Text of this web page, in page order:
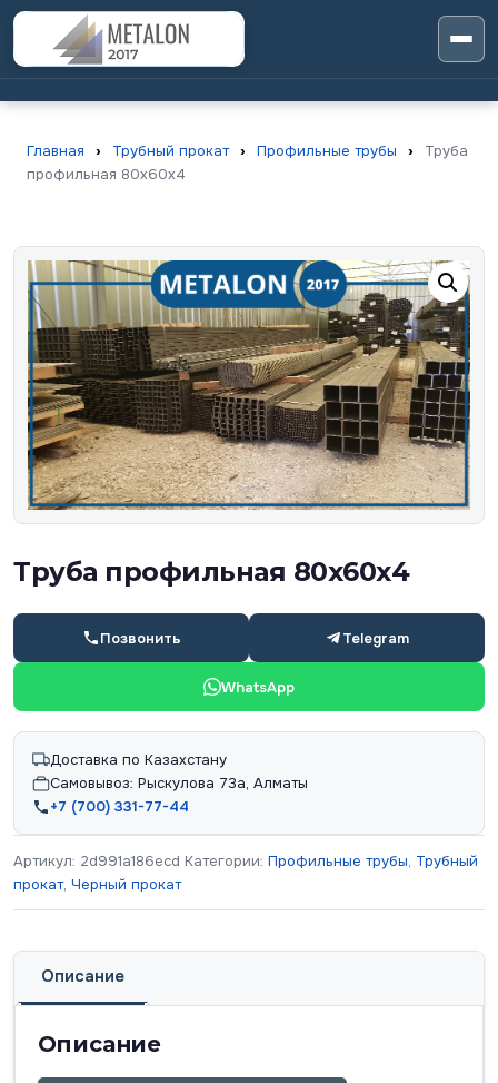
Главная › Трубный прокат › Профильные трубы ›
Труба
профильная 80х60х4
Труба профильная 80х60х4
Позвонить Telegram
WhatsApp
Доставка по Казахстану
Самовывоз: Рыскулова 73а, Алматы
+7 (700) 331-77-44
Артикул: 2d991a186ecd Категории: Профильные трубы, Трубный
прокат, Черный прокат
Описание
Описание